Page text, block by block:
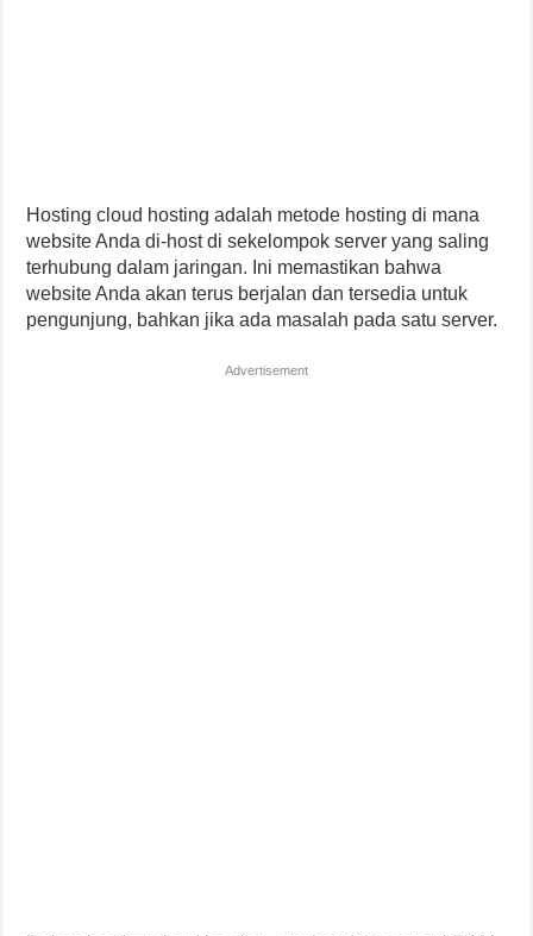
Hosting cloud hosting adalah metode hosting di mana
website Anda di-host di sekelompok server yang saling
terhubung dalam jaringan. Ini memastikan bahwa
website Anda akan terus berjalan dan tersedia untuk
pengunjung, bahkan jika ada masalah pada satu server.
Advertisement